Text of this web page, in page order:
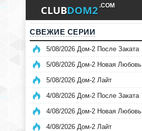
CLUBDOM2 .COM
СВЕЖИЕ СЕРИИ
5/08/2026 Дом-2 После Заката
5/08/2026 Дом-2 Новая Любовь
5/08/2026 Дом-2 Лайт
4/08/2026 Дом-2 После Заката
4/08/2026 Дом-2 Новая Любовь
4/08/2026 Дом-2 Лайт